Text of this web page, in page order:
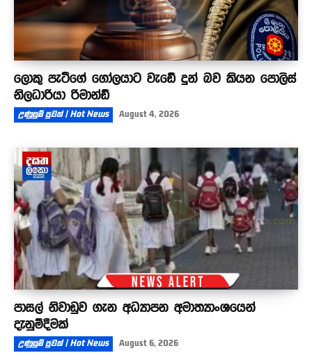
ලොකු පැටීගේ ගෝලයාට වැඩේ දුන් බව කියන පොලිස්
නිලධාරියා රිමාන්ඩ්
උණුසුම් පුවත් | Hot News August 4, 2026
පාසල් නිවාඩුව ගැන අධ්‍යාපන අමාත්‍යාංශයෙන්
දැනුම්දීමක්
උණුසුම් පුවත් | Hot News August 6, 2026